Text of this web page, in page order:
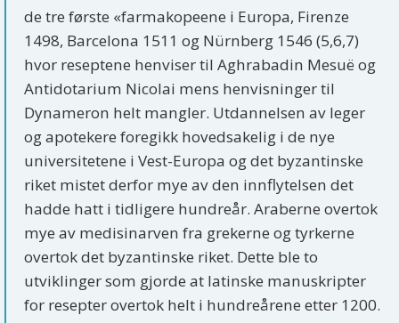
de tre første «farmakopeene i Europa, Firenze
1498, Barcelona 1511 og Nürnberg 1546 (5,6,7)
hvor reseptene henviser til Aghrabadin Mesuë og
Antidotarium Nicolai mens henvisninger til
Dynameron helt mangler. Utdannelsen av leger
og apotekere foregikk hovedsakelig i de nye
universitetene i Vest-Europa og det byzantinske
riket mistet derfor mye av den innflytelsen det
hadde hatt i tidligere hundreår. Araberne overtok
mye av medisinarven fra grekerne og tyrkerne
overtok det byzantinske riket. Dette ble to
utviklinger som gjorde at latinske manuskripter
for resepter overtok helt i hundreårene etter 1200.